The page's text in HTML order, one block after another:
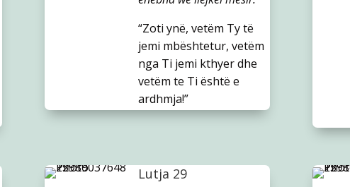
“Zoti ynë, vetëm Ty të
jemi mbështetur, vetëm
nga Ti jemi kthyer dhe
vetëm te Ti është e
ardhmja!”
Lutja 29